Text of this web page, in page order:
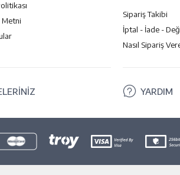
Metni
Sipariş Takibi
İptal - İade -
Nasıl Sipariş
YARDIM